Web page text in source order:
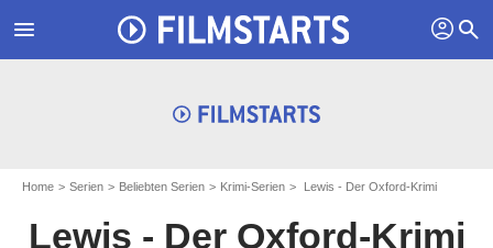
menu profil search
Home Serien Beliebten Serien Krimi-Serien Lewis - Der Oxford-Krimi
Lewis - Der Oxford-Krimi